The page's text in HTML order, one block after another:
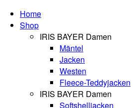
Home
Shop
IRIS BAYER Damen
Mäntel
Jacken
Westen
Fleece-Teddyjacken
IRIS BAYER Damen
Softshelljacken